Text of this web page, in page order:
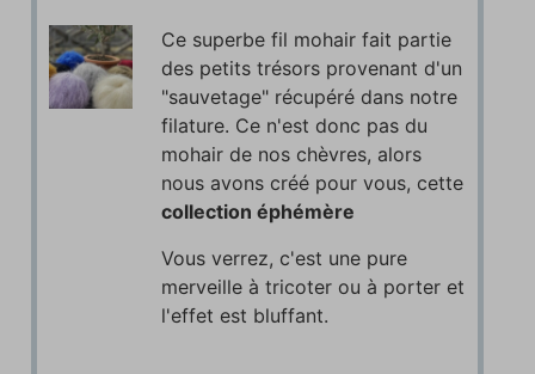
Ce superbe fil mohair fait partie
des petits trésors provenant d'un
"sauvetage" récupéré dans notre
filature. Ce n'est donc pas du
mohair de nos chèvres, alors
nous avons créé pour vous, cette
collection éphémère
Vous verrez, c'est une pure
merveille à tricoter ou à porter et
l'effet est bluffant.